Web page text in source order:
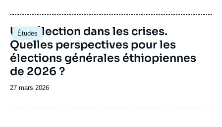
publication
Études
Image
principale
Une élection dans les crises.
Quelles perspectives pour les
élections générales éthiopiennes
de 2026 ?
Date
publication
27 mars 2026